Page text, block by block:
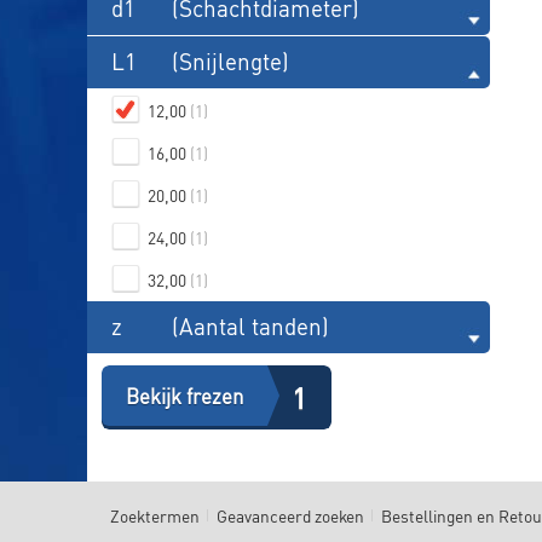
d1
(Schachtdiameter)
L1
(Snijlengte)
12,00 (1)
16,00 (1)
20,00 (1)
24,00 (1)
32,00 (1)
z (Aantal tanden)
Bekijk frezen 1
Zoektermen Geavanceerd zoeken Bestellingen en